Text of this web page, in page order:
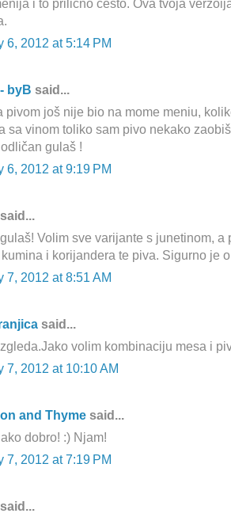
i to prilicno cesto. Ova tvoja
6, 2012 at 5:14 PM
byB said...
pivom još nije bio na mome meniu,
sa vinom toliko sam pivo nekako
gulaš !
6, 2012 at 9:19 PM
said...
Volim sve varijante s junetinom, a
i korijandera te piva. Sigurno je
7, 2012 at 8:51 AM
said...
volim kombinaciju mesa i
7, 2012 at 10:10 AM
and Thyme said...
dobro! :) Njam!
7, 2012 at 7:19 PM
said...